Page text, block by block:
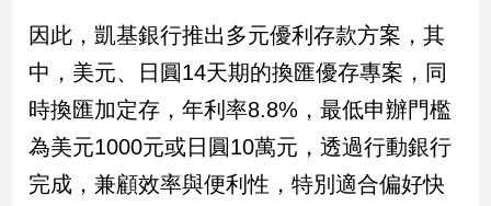
國
際
會/
地
方
新
因此，凱基銀行推出多元優利存款方案，其
中，美元、日圓14天期的換匯優存專案，同
時換匯加定存，年利率8.8%，最低申辦門檻
為美元1000元或日圓10萬元，透過行動銀行
完成，兼顧效率與便利性，特別適合偏好快